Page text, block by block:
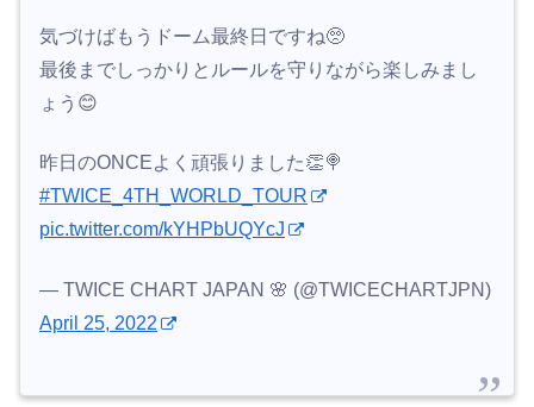
気づけばもうドーム最終日ですね🥺
最後までしっかりとルールを守りながら楽しみまし
ょう😊
昨日のONCEよく頑張りました👏🍭
#TWICE_4TH_WORLD_TOUR
pic.twitter.com/kYHPbUQYcJ
— TWICE CHART JAPAN 🌸 (@TWICECHARTJPN)
April 25, 2022